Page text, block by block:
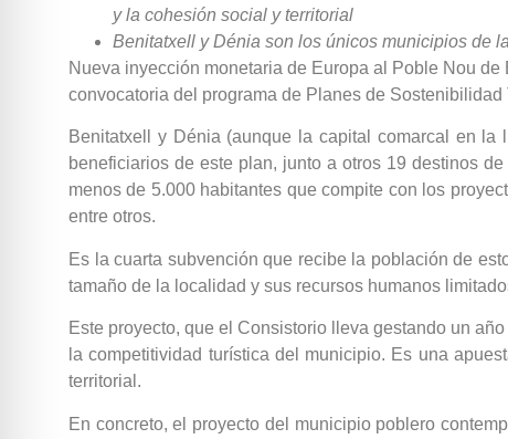
y la cohesión social y territorial
Benitatxell y Dénia son los únicos municipios de
Nueva inyección monetaria de Europa al Poble Nou
convocatoria del programa de Planes de
Benitatxell y Dénia (aunque la capital comarcal en
beneficiarios de este plan, junto a otros 19 destinos
menos de 5.000 habitantes que compite con los
entre otros.
Es la cuarta subvención que recibe la población de
tamaño de la localidad y sus recursos humanos
Este proyecto, que el Consistorio lleva gestando un
la competitividad turística del municipio. Es una
territorial.
En concreto, el proyecto del municipio poblero